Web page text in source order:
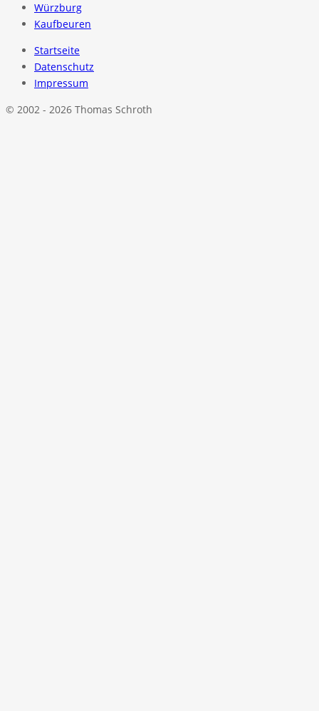
Würzburg
Kaufbeuren
Startseite
Datenschutz
Impressum
© 2002 - 2026 Thomas Schroth